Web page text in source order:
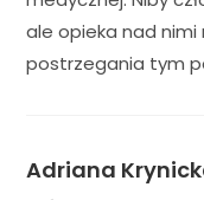
ale opieka nad
postrzegania tym
Adriana